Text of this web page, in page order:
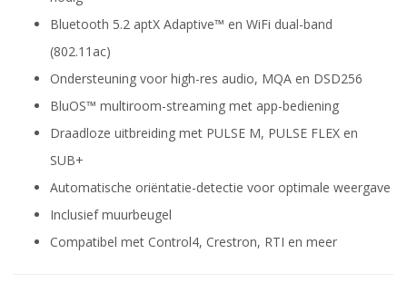
Bluetooth 5.2 aptX Adaptive™ en WiFi dual-band
(802.11ac)
Ondersteuning voor high-res audio, MQA en DSD256
BluOS™ multiroom-streaming met app-bediening
Draadloze uitbreiding met PULSE M, PULSE FLEX en
SUB+
Automatische oriëntatie-detectie voor optimale weergave
Inclusief muurbeugel
Compatibel met Control4, Crestron, RTI en meer